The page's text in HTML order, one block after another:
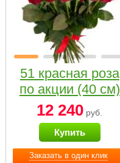
Заказать в один клик
51 красная роза
по акции (40 см)
12 240 руб.
Купить